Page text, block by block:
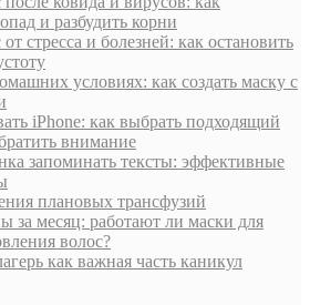
и разбудить корни
стресса и болезней: как остановить
условиях: как создать маску с
iPhone: как выбрать подходящий
внимание
запоминать тексты: эффективные
плановых трансфузий
за месяц: работают ли маски для
волос?
как важная часть каникул